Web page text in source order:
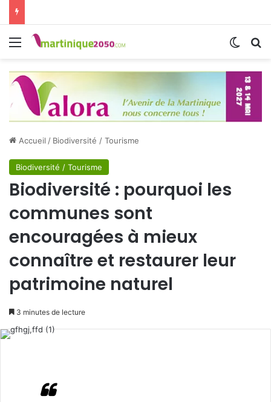
Menu
Accueil / Biodiversité / Tourisme
Biodiversité / Tourisme
Biodiversité : pourquoi les
communes sont
encouragées à mieux
connaître et restaurer leur
patrimoine naturel
3 minutes de lecture